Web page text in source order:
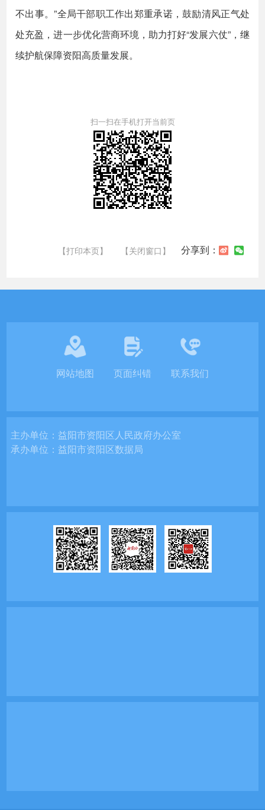
不出事。”全局干部职工作出郑重承诺，鼓励清风正气处
处充盈，进一步优化营商环境，助力打好“发展六仗”，继
续护航保障资阳高质量发展。
扫一扫在手机打开当前页
【打印本页】 【关闭窗口】 分享到：
网站地图 页面纠错 联系我们
主办单位：益阳市资阳区人民政府办公室
承办单位：益阳市资阳区数据局